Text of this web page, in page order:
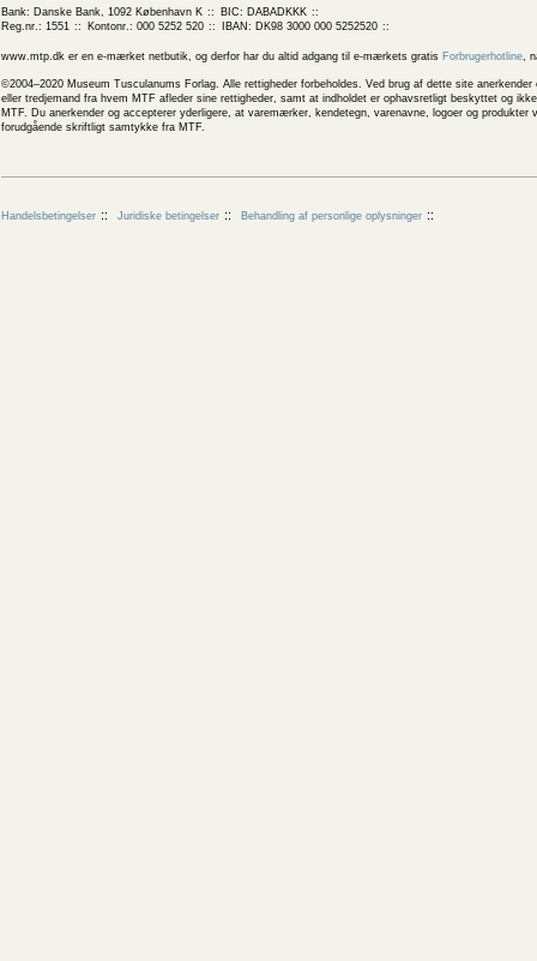
Bank: Danske Bank, 1092 København K
BIC: DABADKKK
Reg.nr.: 1551
Kontonr.: 000 5252 520 IBAN: DK98 3000 000 5252520
www.mtp.dk er en e-mærket netbutik, og derfor har du altid adgang til e-mærkets gratis Forbrugerhotline,
©2004–2020 Museum Tusculanums Forlag. Alle rettigheder forbeholdes. Ved brug af dette site
eller tredjemand fra hvem MTF afleder sine rettigheder, samt at indholdet er ophavsretligt beskyttet og
MTF. Du anerkender og accepterer yderligere, at varemærker, kendetegn, varenavne, logoer og
forudgående skriftligt samtykke fra MTF.
Handelsbetingelser Juridiske betingelser Behandling af personlige oplysninger